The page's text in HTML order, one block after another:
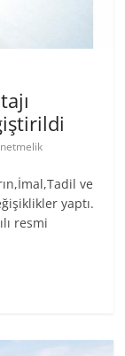
ve
yaptı.
resmi